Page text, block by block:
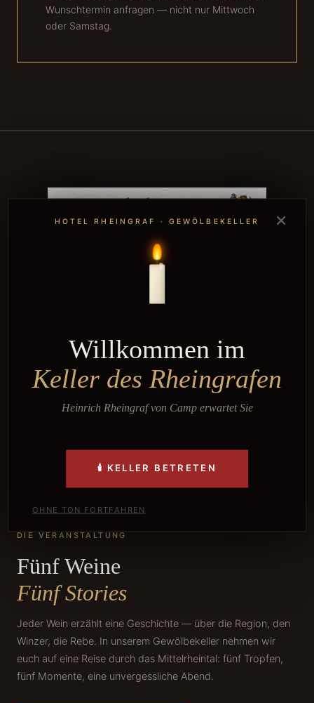
✕
HOTEL RHEINGRAF · GEWÖLBEKELLER
Willkommen im
Keller des Rheingrafen
Heinrich Rheingraf von Camp erwartet Sie
🕯 KELLER BETRETEN
OHNE TON FORTFAHREN
Wunschtermin anfragen — nicht nur Mittwoch
oder Samstag.
DIE VERANSTALTUNG
Fünf Weine
Fünf Stories
Jeder Wein erzählt eine Geschichte — über die Region, den
Winzer, die Rebe. In unserem Gewölbekeller nehmen wir
euch auf eine Reise durch das Mittelrheintal: fünf Tropfen,
fünf Momente, eine unvergessliche Abend.